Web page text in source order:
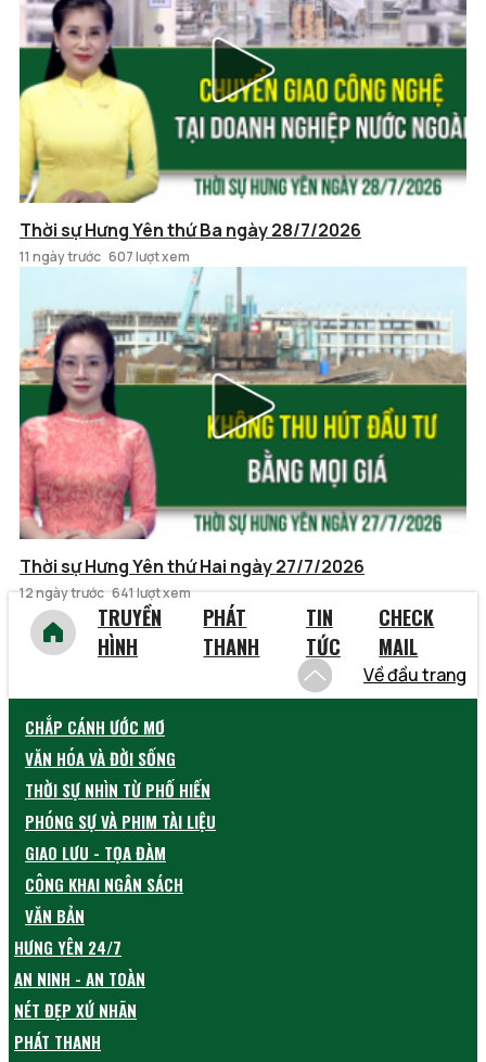
Thời sự Hưng Yên thứ Ba ngày 28/7/2026
11 ngày trước 607 lượt xem
Thời sự Hưng Yên thứ Hai ngày 27/7/2026
12 ngày trước 641 lượt xem
TRUYỀN
HÌNH
PHÁT
THANH
TIN
TỨC
CHECK
MAIL
Về đầu trang
CHẮP CÁNH ƯỚC MƠ
VĂN HÓA VÀ ĐỜI SỐNG
THỜI SỰ NHÌN TỪ PHỐ HIẾN
PHÓNG SỰ VÀ PHIM TÀI LIỆU
GIAO LƯU - TỌA ĐÀM
CÔNG KHAI NGÂN SÁCH
VĂN BẢN
HƯNG YÊN 24/7
AN NINH - AN TOÀN
NÉT ĐẸP XỨ NHÃN
PHÁT THANH